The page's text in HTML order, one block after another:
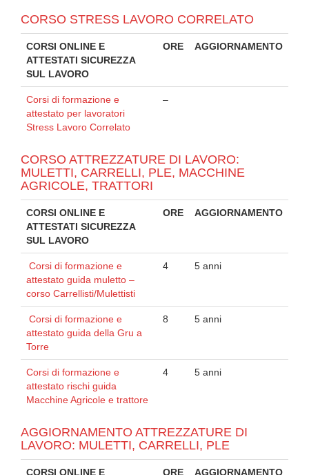
CORSO STRESS LAVORO CORRELATO
CORSI ONLINE E
ATTESTATI SICUREZZA
SUL LAVORO
ORE AGGIORNAMENTO
Corsi di formazione e
attestato per lavoratori
Stress Lavoro Correlato
–
CORSO ATTREZZATURE DI LAVORO:
MULETTI, CARRELLI, PLE, MACCHINE
AGRICOLE, TRATTORI
CORSI ONLINE E
ATTESTATI SICUREZZA
SUL LAVORO
ORE AGGIORNAMENTO
Corsi di formazione e
attestato guida muletto –
corso Carrellisti/Mulettisti
4 5 anni
Corsi di formazione e
attestato guida della Gru a
Torre
8 5 anni
Corsi di formazione e
attestato rischi guida
Macchine Agricole e trattore
4 5 anni
AGGIORNAMENTO ATTREZZATURE DI
LAVORO: MULETTI, CARRELLI, PLE
CORSI ONLINE E
ORE AGGIORNAMENTO